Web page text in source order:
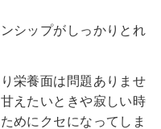
シップがしっかりとれ
栄養面は問題ありませ
えたいときや寂しい時
めにクセになってしま